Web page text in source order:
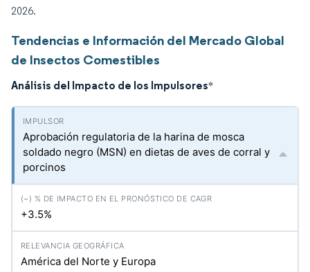
2026.
Tendencias e Información del Mercado Global
de Insectos Comestibles
Análisis del Impacto de los Impulsores*
Aprobación regulatoria de la harina de mosca
soldado negro (MSN) en dietas de aves de corral y
porcinos
+3.5%
América del Norte y Europa